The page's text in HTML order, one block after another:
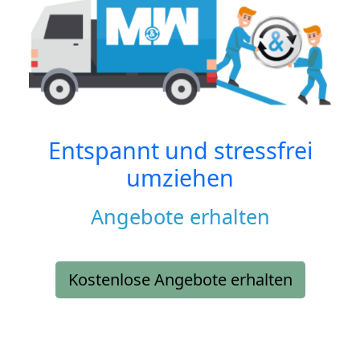
Entspannt und stressfrei
umziehen
Angebote erhalten
Kostenlose Angebote erhalten